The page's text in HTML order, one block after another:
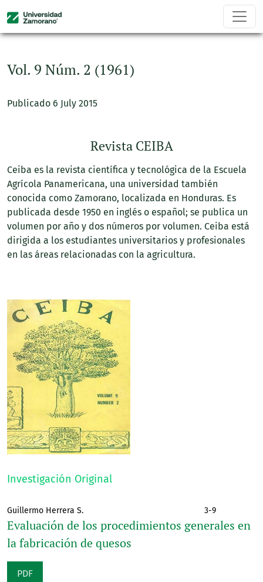
Vol. 9 Núm. 2 (1961)
Publicado 6 July 2015
Revista CEIBA
Ceiba es la revista científica y tecnológica de la Escuela
Agrícola Panamericana, una universidad también
conocida como Zamorano, localizada en Honduras. Es
publicada desde 1950 en inglés o español; se publica un
volumen por año y dos números por volumen. Ceiba está
dirigida a los estudiantes universitarios y profesionales
en las áreas relacionadas con la agricultura.
Investigación Original
Guillermo Herrera S. 3-9
Evaluación de los procedimientos generales en
la fabricación de quesos
PDF